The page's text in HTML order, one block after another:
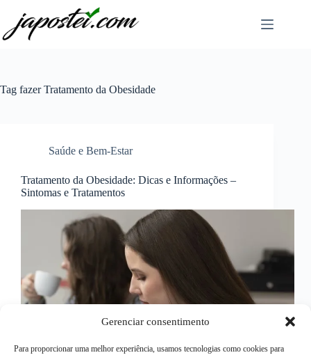
Gerenciar consentimento
Para proporcionar uma melhor experiência, usamos tecnologias como cookies para
conteúdo
Tag fazer Tratamento da Obesidade
Saúde e Bem-Estar
Tratamento da Obesidade: Dicas e Informações –
Sintomas e Tratamentos